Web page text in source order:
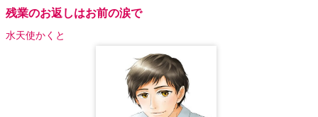
残業のお返しはお前の涙で
水天使かくと